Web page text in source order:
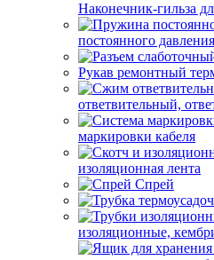
Наконечник-гильза
постоянного давления
Рукав ремонтный
ответвительный,
маркировки кабеля
изоляционная лента
Спрей
изоляционные,